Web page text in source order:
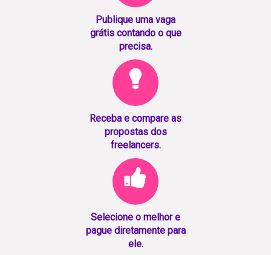
Publique uma vaga
grátis contando o que
precisa.
Receba e compare as
propostas dos
freelancers.
Selecione o melhor e
pague diretamente para
ele.